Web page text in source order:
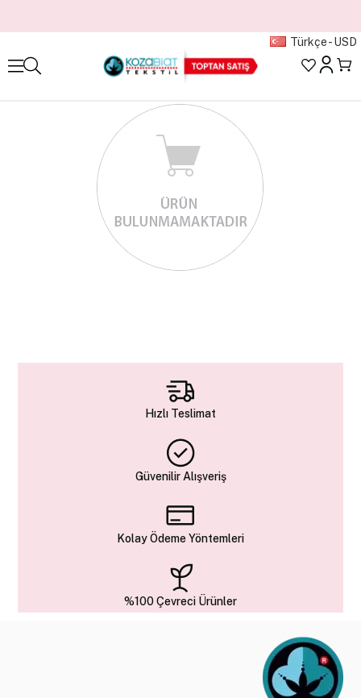
Türkçe - USD
Hızlı Teslimat
Güvenilir Alışveriş
Kolay Ödeme Yöntemleri
%100 Çevreci Ürünler